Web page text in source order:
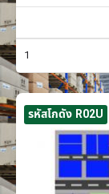
1
รหัสโกดัง R02U